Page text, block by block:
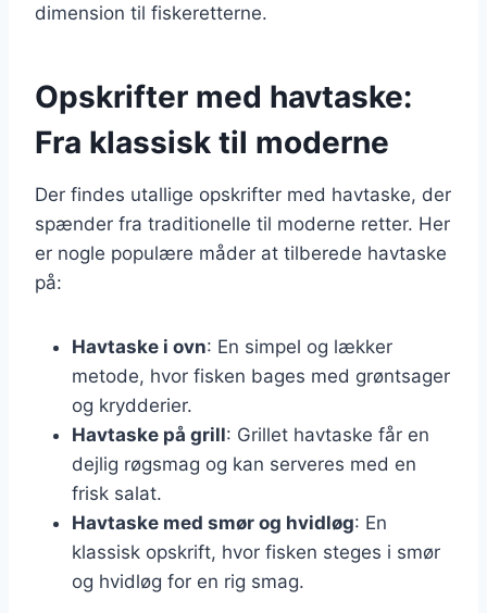
dimension til fiskeretterne.
Opskrifter med havtaske:
Fra klassisk til moderne
Der findes utallige opskrifter med havtaske, der
spænder fra traditionelle til moderne retter. Her
er nogle populære måder at tilberede havtaske
på:
Havtaske i ovn: En simpel og lækker
metode, hvor fisken bages med grøntsager
og krydderier.
Havtaske på grill: Grillet havtaske får en
dejlig røgsmag og kan serveres med en
frisk salat.
Havtaske med smør og hvidløg: En
klassisk opskrift, hvor fisken steges i smør
og hvidløg for en rig smag.